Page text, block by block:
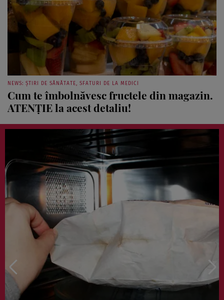
NEWS: ȘTIRI DE SĂNĂTATE, SFATURI DE LA MEDICI
Cum te îmbolnăvesc fructele din magazin.
ATENȚIE la acest detaliu!